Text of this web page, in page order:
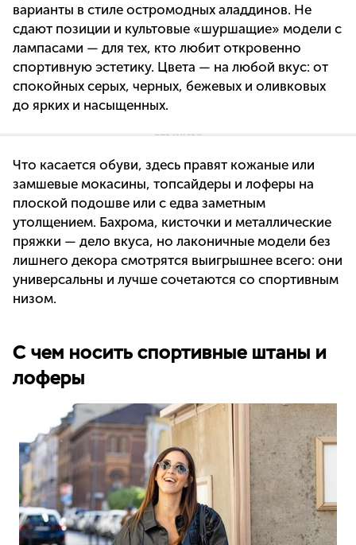
варианты в стиле остромодных аладдинов. Не
сдают позиции и культовые «шуршащие» модели с
лампасами — для тех, кто любит откровенно
спортивную эстетику. Цвета — на любой вкус: от
спокойных серых, черных, бежевых и оливковых
до ярких и насыщенных.
Что касается обуви, здесь правят кожаные или
замшевые мокасины, топсайдеры и лоферы на
плоской подошве или с едва заметным
утолщением. Бахрома, кисточки и металлические
пряжки — дело вкуса, но лаконичные модели без
лишнего декора смотрятся выигрышнее всего: они
универсальны и лучше сочетаются со спортивным
низом.
С чем носить спортивные штаны и
лоферы